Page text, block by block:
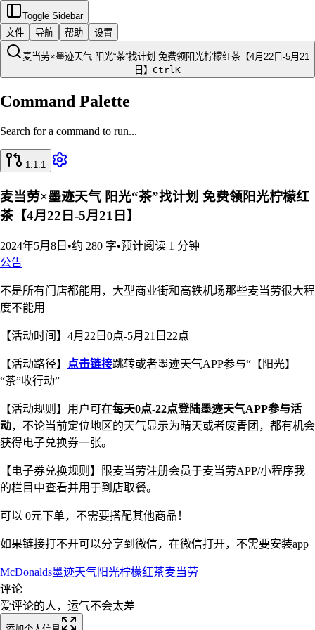
Toggle Sidebar
文件
导航 帮助 设置
麦当劳×墨迹天气 阳光“茶”找计划 免费领阳光柠檬红茶【4月22日-5月21
日】 CtrlK
Command Palette
Search for a command to run...
1.1.1
麦当劳×墨迹天气 阳光“茶”找计划 免费领阳光柠檬红
茶【4月22日-5月21日】
2024年5月8日 •约 280 字•预计阅读 1 分钟
公告
不是所有门店都能用，大型商业街和高铁机场那些麦当劳很大程
度不能用
【活动时间】4月22日0点-5月21日22点
【活动路径】 点击链接跳转或者墨迹天气APP参与“【阳光】
“茶”收行动”
【活动规则】用户可在每天0点-22点登陆墨迹天气APP参与活
动，不论当前定位地区的天气显示为晴天或者废青团，都有机会
获得电子兑换券一张。
【电子券兑换规则】限麦当劳注册会员于麦当劳APP/小程序我
的栏目中查看并用于到店取餐。
可以 0元下单，不需要搭配其他商品！
如果链接打不开可以分享到微信，在微信打开，不需要安装app
McDonalds墨迹天气 阳光柠檬红茶麦当劳
评论
爱评论的人，运气不会太差